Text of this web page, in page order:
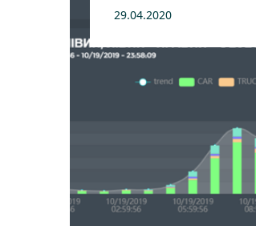
29.04.2020